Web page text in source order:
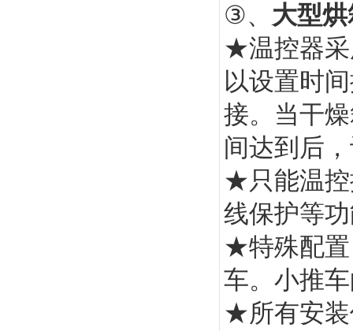
③、 大型
★温控器采
以设置时
接。当干
间达到后
★只能温控
线保护等
★特殊配置
车。小推
★所有安装